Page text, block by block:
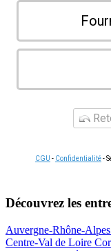
CGU - Confidentialité-
Découvrez les
Auvergne-Rhône-Alpes
Centre-Val de Loire